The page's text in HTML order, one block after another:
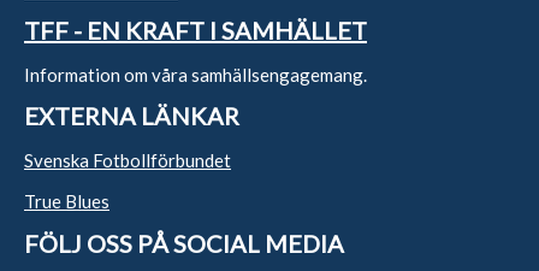
TFF - EN KRAFT I SAMHÄLLET
Information om våra samhällsengagemang.
EXTERNA LÄNKAR
Svenska Fotbollförbundet
True Blues
FÖLJ OSS PÅ SOCIAL MEDIA